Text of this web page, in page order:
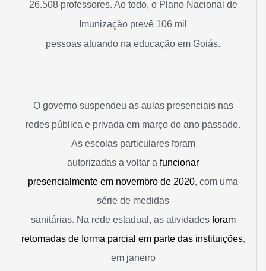
26.508 professores. Ao todo, o Plano Nacional de
Imunização prevê 106 mil
pessoas atuando na educação em Goiás.
O governo suspendeu as aulas presenciais nas
redes pública e privada em março do ano passado.
As escolas particulares foram
autorizadas a voltar a funcionar
presencialmente em novembro de 2020, com uma
série de medidas
sanitárias. Na rede estadual, as atividades foram
retomadas de forma parcial em parte das instituições,
em janeiro